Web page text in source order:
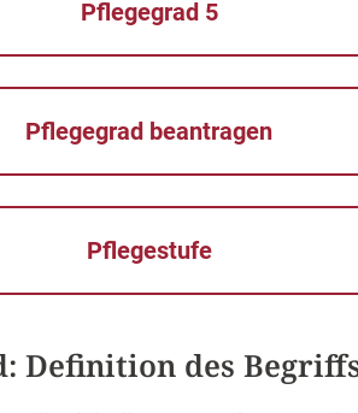
Pflegegrad 5
Pflegegrad beantragen
Pflegestufe
Definition des